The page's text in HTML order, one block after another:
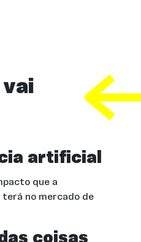
vai
artificial
que a
no mercado de
coisas